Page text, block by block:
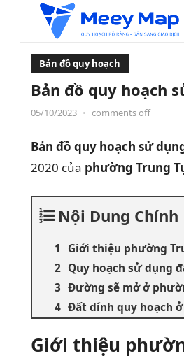
Bản đồ quy hoạch
Bản đồ quy hoạch
05/10/2023 • comments off
Bản đồ quy hoạch sử
2020 của phường Trung
Nội Dung Chính
Giới thiệu phường
Quy hoạch sử dụng
Đường sẽ mở ở
Đất dính quy hoạch
Giới thiệu